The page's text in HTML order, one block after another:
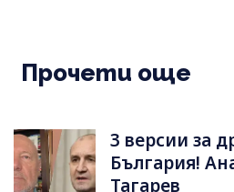
Прочети още
3 версии за
България!
Тагарев